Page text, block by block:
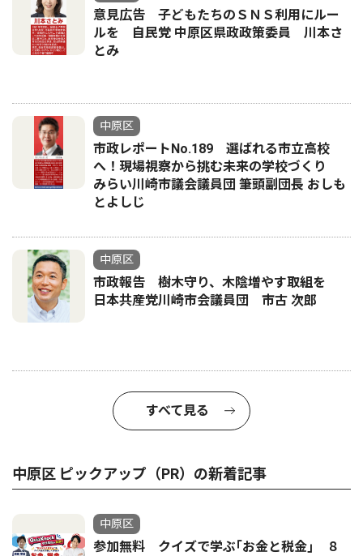
意見広告 子どもたちのＳＮＳ利用にルー
ルを 自民党 中原区県政政策委員 川本さ
とみ
中原区
市政レポートNo.189 選ばれる市立高校
へ！現場視察から挑む未来の学校づくり
みらい川崎市議会議員団 筆頭副団長 おしも
とよしじ
中原区
市政報告 樹木守り、木陰増やす取組を
日本共産党川崎市会議員団 市古 次郎
すべて見る
中原区 ピックアップ（PR）の新着記事
中原区
参加無料 クイズで学ぶ｢お金と税金｣ ８